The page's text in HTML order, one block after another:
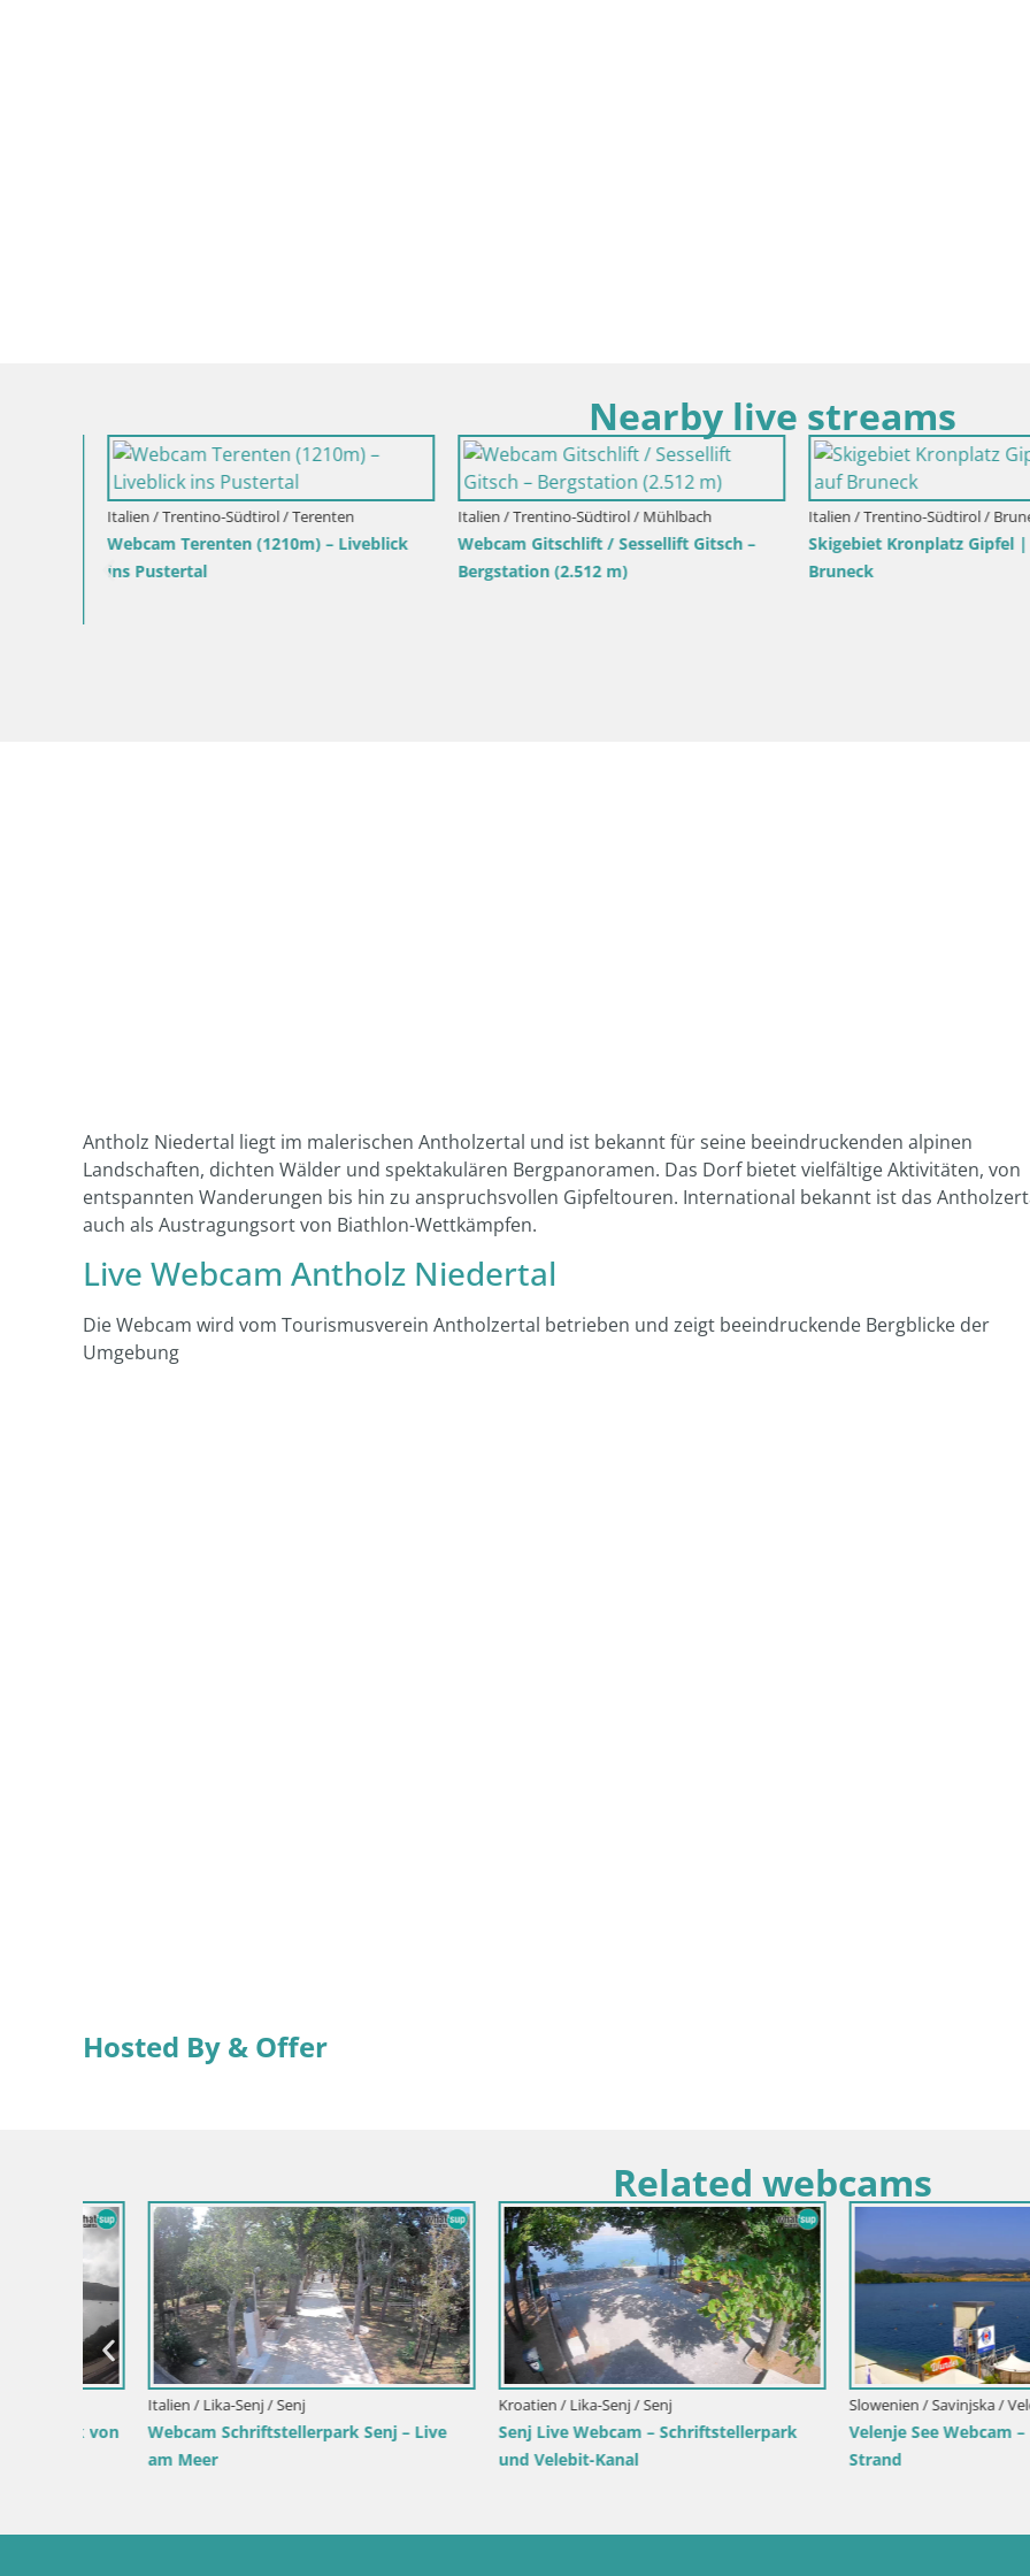
Nearby live streams
Italien / Trentino-Südtirol / Mühlbach
Webcam Gitschlift / Sessellift Gitsch –
Bergstation (2.512 m)
Italien / Trentino-Südtirol / Bruneck
Skigebiet Kronplatz Gipfel | Blick auf
Bruneck
Antholz Niedertal liegt im malerischen Antholzertal und ist bekannt für seine beeindruckenden alpinen
Landschaften, dichten Wälder und spektakulären Bergpanoramen. Das Dorf bietet vielfältige Aktivitäten, von
entspannten Wanderungen bis hin zu anspruchsvollen Gipfeltouren. International bekannt ist das
auch als Austragungsort von Biathlon-Wettkämpfen.
Live Webcam Antholz Niedertal
Die Webcam wird vom Tourismusverein Antholzertal betrieben und zeigt beeindruckende Bergblicke der
Umgebung
Hosted By & Offer
Related webcams
Slowenien / Savinjska / Velenje
Velenje See Webcam – Live vom Velenje
Kroatien / Primorje-Gorski kotar / Ika
Webcam Ika Hafen – LIVE Blick auf den
Hafen und die Lichter von Opatija
Italien / Trentino-Südtirol / Toblach
Webcam Toblach Dolomiten –
Hotel Rosengarten